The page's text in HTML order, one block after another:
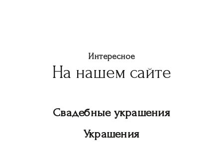
Интересное
На нашем сайте
Свадебные украшения
Украшения